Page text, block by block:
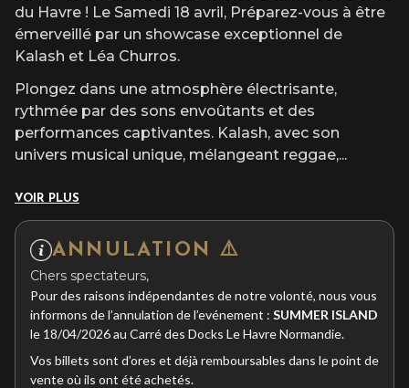
du Havre ! Le Samedi 18 avril, Préparez-vous à être
émerveillé par un showcase exceptionnel de
Kalash et Léa Churros.
Plongez dans une atmosphère électrisante,
rythmée par des sons envoûtants et des
performances captivantes. Kalash, avec son
univers musical unique, mélangeant reggae,...
VOIR PLUS
ANNULATION ⚠️
Chers spectateurs,
Pour des raisons indépendantes de notre volonté, nous vous
informons de l’annulation de l’evénement : SUMMER ISLAND
le 18/04/2026 au Carré des Docks Le Havre Normandie.
Vos billets sont d’ores et déjà remboursables dans le point de
vente où ils ont été achetés.